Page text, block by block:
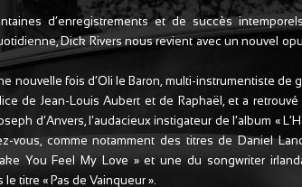
d’enregistrements et de succès
Dick Rivers nous revient avec un nouvel
nouvelle fois d’Oli le Baron, multi-instrumentiste de
de Jean-Louis Aubert et de Raphaël, et a retrouvé
d‘Anvers, l’audacieux instigateur de l’album «
vous, comme notamment des titres de Daniel
You Feel My Love » et une du songwriter
le titre « Pas de Vainqueur ».